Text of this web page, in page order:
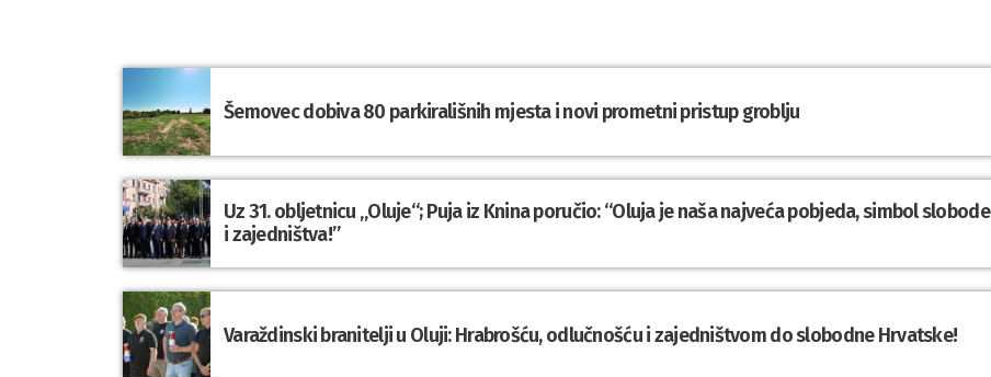
Šemovec dobiva 80 parkirališnih mjesta i novi prometni pristup groblju
Uz 31. obljetnicu „Oluje“; Puja iz Knina poručio: “Oluja je naša najveća pobjeda, simbol slobode
i zajedništva!”
Varaždinski branitelji u Oluji: Hrabrošću, odlučnošću i zajedništvom do slobodne Hrvatske!